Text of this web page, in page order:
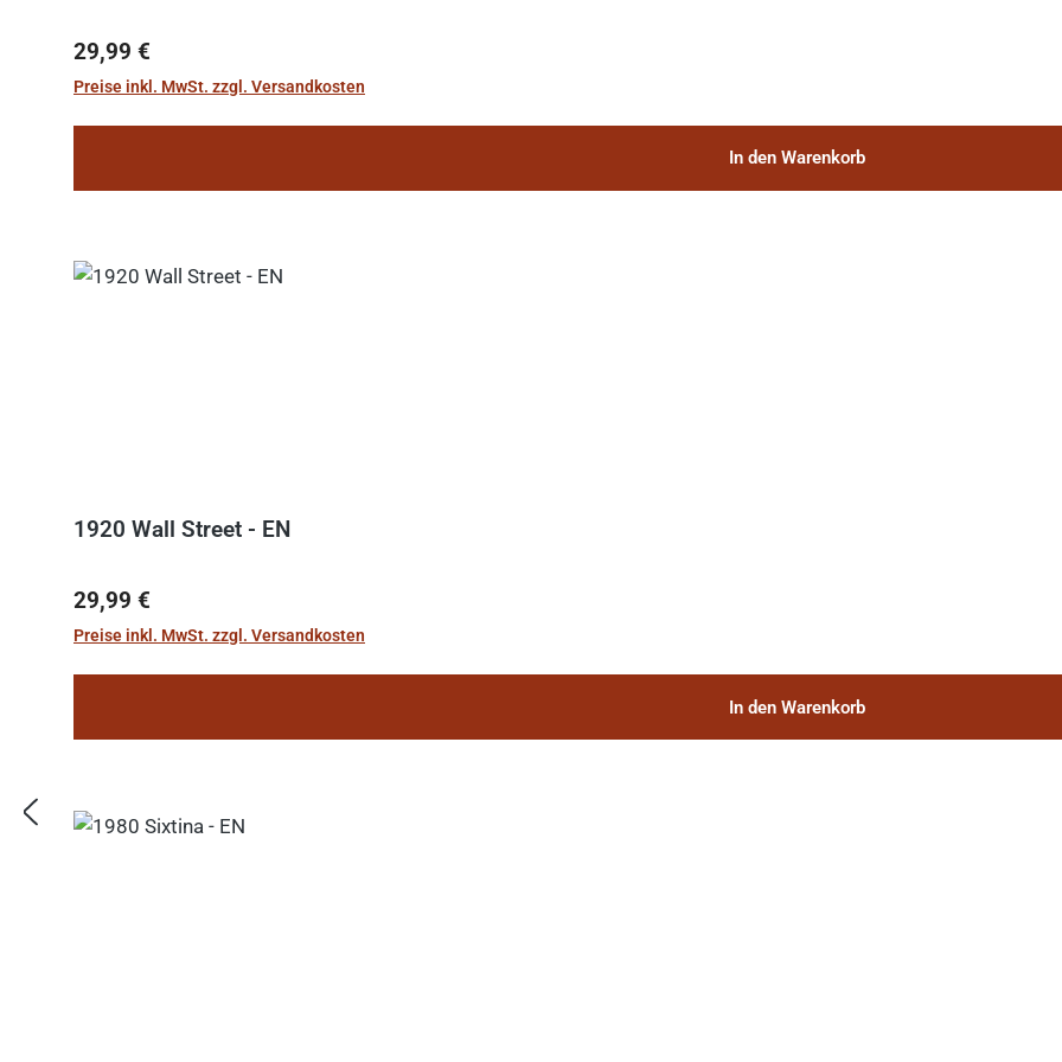
Regulärer Preis:
29,99 €
Preise inkl. MwSt. zzgl. Versandkosten
In den Warenkorb
1920 Wall Street - EN
Regulärer Preis:
29,99 €
Preise inkl. MwSt. zzgl. Versandkosten
In den Warenkorb